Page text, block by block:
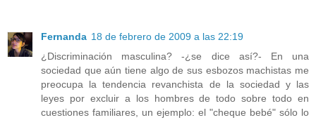
Fernanda 18 de febrero de 2009 a las 22:19
¿Discriminación masculina? -¿se dice así?- En una
sociedad que aún tiene algo de sus esbozos machistas me
preocupa la tendencia revanchista de la sociedad y las
leyes por excluir a los hombres de todo sobre todo en
cuestiones familiares, un ejemplo: el "cheque bebé" sólo lo